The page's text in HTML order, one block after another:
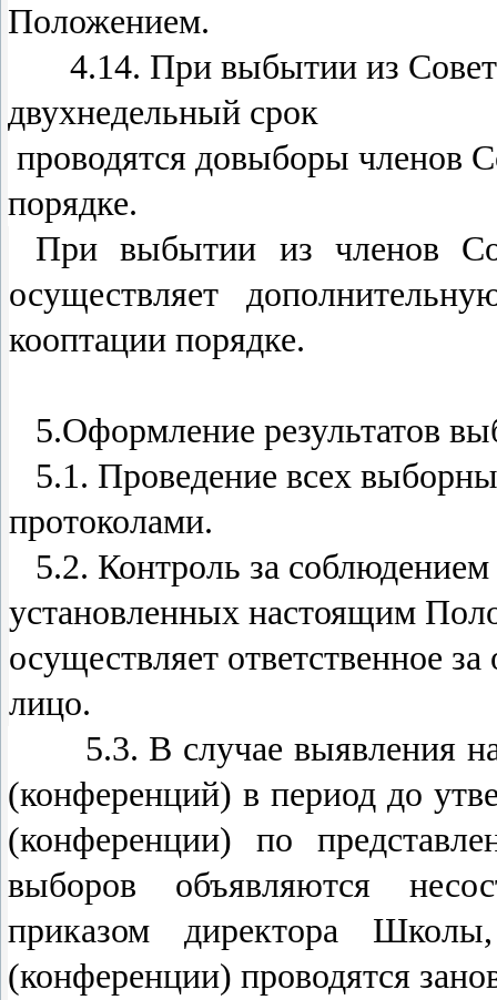
Положением.
4.14. При выбытии из
двухнедельный срок
проводятся довыборы членов
порядке.
При выбытии из членов
осуществляет
кооптации порядке.
5.Оформление результатов
5.1. Проведение всех
протоколами.
5.2. Контроль за соблюдением
установленных настоящим
осуществляет ответственное
лицо.
5.3. В случае выявления
(конференций) в период до
(конференции) по
выборов объявляются
приказом директора
(конференции) проводятся